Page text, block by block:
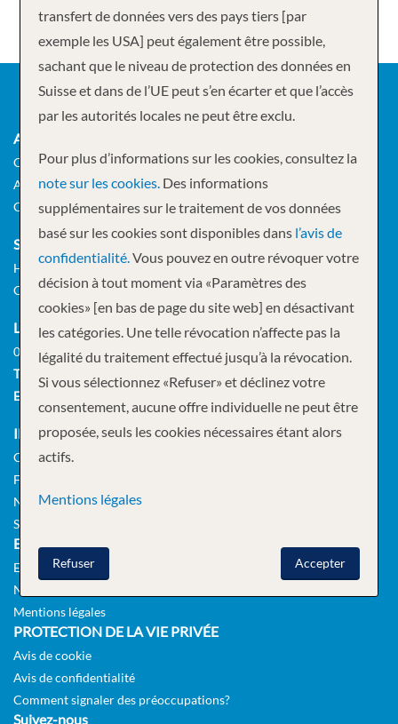
AGENCE DE VOYAGES
Cruisetour SA
Augustinergasse 17
CH-8001 Zurich
SIÈGE SOCIAL
Hagenholzstrasse 60
CH-8050 Zurich
LUNDI À VENDREDI
09:00 – 18:00
TÉLÉPHONE
E-MAIL
INFORMATIONS
CGV
FAQ
NEWSLETTER
SERVICE DE VISA
ENTREPRISE
Emplois
Notre équipe
Mentions légales
PROTECTION DE LA VIE PRIVÉE
Avis de cookie
Avis de confidentialité
Comment signaler des préoccupations?
Suivez-nous
transfert de données vers des pays tiers [par
exemple les USA] peut également être possible,
sachant que le niveau de protection des données en
Suisse et dans de l’UE peut s’en écarter et que l’accès
par les autorités locales ne peut être exclu.
Pour plus d’informations sur les cookies, consultez la
note sur les cookies. Des informations
supplémentaires sur le traitement de vos données
basé sur les cookies sont disponibles dans l’avis de
confidentialité.Vous pouvez en outre révoquer votre
décision à tout moment via «Paramètres des
cookies» [en bas de page du site web] en désactivant
les catégories. Une telle révocation n’affecte pas la
légalité du traitement effectué jusqu’à la révocation.
Si vous sélectionnez «Refuser» et déclinez votre
consentement, aucune offre individuelle ne peut être
proposée, seuls les cookies nécessaires étant alors
actifs.
Mentions légales
Accepter
Refuser